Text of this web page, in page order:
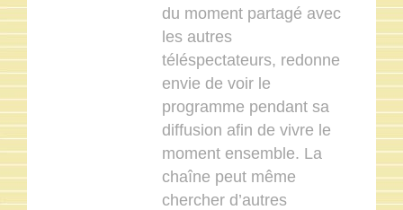
du moment partagé avec
les autres
téléspectateurs, redonne
envie de voir le
programme pendant sa
diffusion afin de vivre le
moment ensemble. La
chaîne peut même
chercher d’autres